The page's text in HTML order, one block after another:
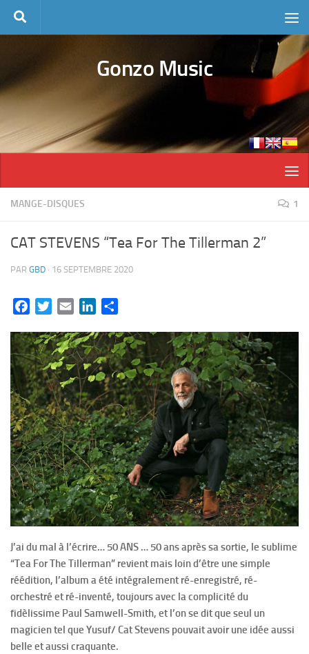
Skip to content
Gonzo Music
MANGE-DISQUES 1
CAT STEVENS “Tea For The Tillerman 2”
PAR GBD · 16 SEPTEMBRE 2020
FacebookTwitterEmail LinkedIn
J’ai du mal à l’écrire… 50 ANS … 50 ans après sa sortie, le sublime
“Tea For The Tillerman” revient mais loin d’être une simple
réédition, l’album a été intégralement ré-enregistré, ré-
orchestré et ré-inventé, toujours avec la complicité du
fidèlissime Paul Samwell-Smith, et l’on se dit que seul un
magicien tel que Yusuf/ Cat Stevens pouvait avoir une idée aussi
belle et aussi craquante.